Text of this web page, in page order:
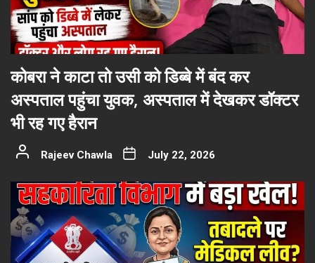
कोबरा ने काटा तो उसी को डिब्बे में बंद कर
अस्पताल पहुंचा युवक, अस्पताल में देखकर डॉक्टर
भी रह गए हैरान
Rajeev Chawla July 22, 2026